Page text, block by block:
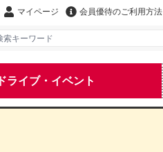
マイページ 会員優待のご利用方法
ドライブ・イベント